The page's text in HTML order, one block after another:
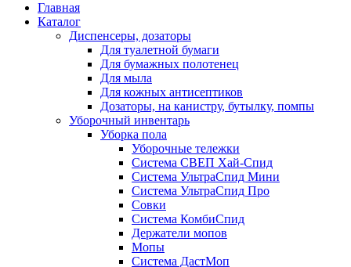
Главная
Каталог
Диспенсеры, дозаторы
Для туалетной бумаги
Для бумажных полотенец
Для мыла
Для кожных антисептиков
Дозаторы, на канистру, бутылку, помпы
Уборочный инвентарь
Уборка пола
Уборочные тележки
Система СВЕП Хай-Спид
Система УльтраСпид Мини
Система УльтраСпид Про
Совки
Система КомбиСпид
Держатели мопов
Мопы
Система ДастМоп